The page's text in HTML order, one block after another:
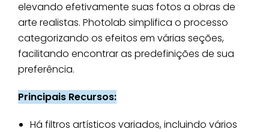
elevando efetivamente suas fotos a obras de
arte realistas. Photolab simplifica o processo
categorizando os efeitos em várias seções,
facilitando encontrar as predefinições de sua
preferência.
Principais Recursos:
Há filtros artísticos variados, incluindo vários